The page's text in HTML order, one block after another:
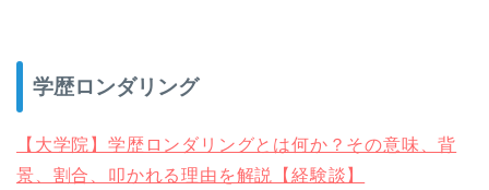
学歴ロンダリング
【大学院】学歴ロンダリングとは何か？その意味、背
景、割合、叩かれる理由を解説【経験談】